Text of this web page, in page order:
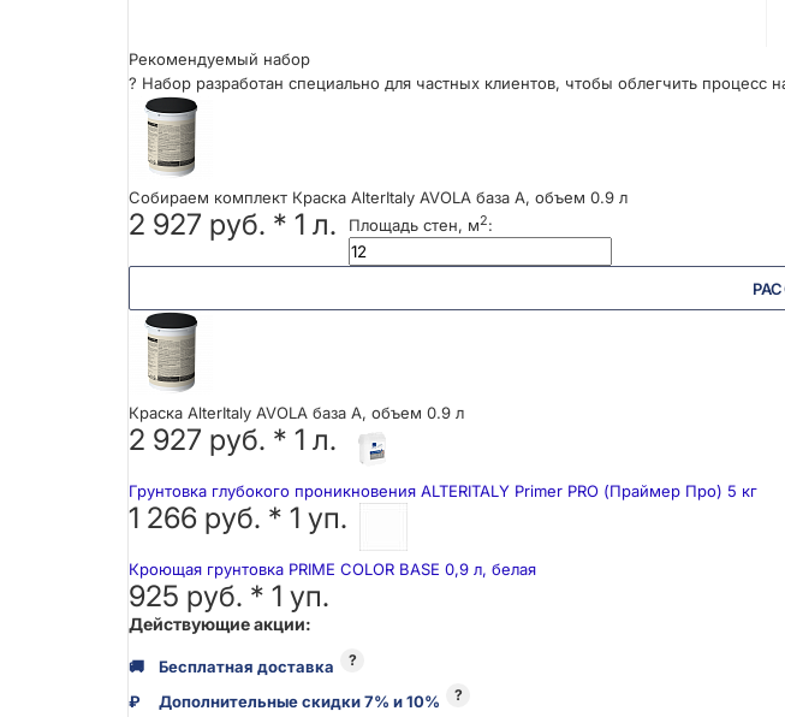
Рекомендуемый набор
? Набор разработан специально для частных клиентов, чтобы облегчить процесс
Собираем комплект Краска AlterItaly AVOLA база А, объем 0.9 л
2 927 руб. * 1 л. Площадь стен, м2:
Краска AlterItaly AVOLA база А, объем 0.9 л
2 927 руб. * 1 л.
Грунтовка глубокого проникновения ALTERITALY Primer PRO (Праймер Про) 5 кг
1 266 руб. * 1 уп.
Кроющая грунтовка PRIME COLOR BASE 0,9 л, белая
925 руб. * 1 уп.
Действующие акции:
🚚 Бесплатная доставка ?
₽ Дополнительные скидки 7% и 10% ?